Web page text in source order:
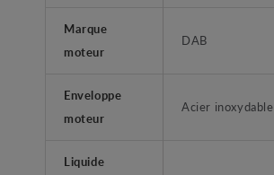
Marque
moteur
DAB
Enveloppe
moteur
Acier inoxydable
Liquide